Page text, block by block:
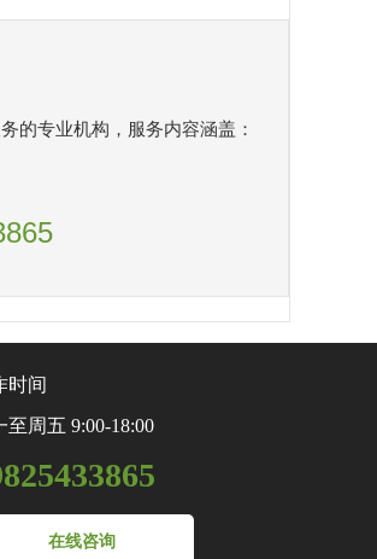
的专业机构，服务内容涵盖：
时间
至周五 9:00-18:00
在线咨询